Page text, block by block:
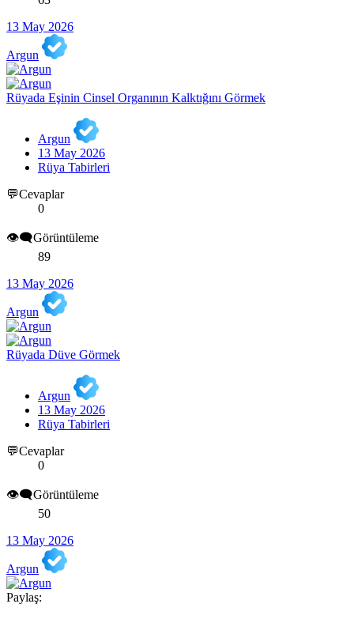
13 May 2026
Argun
Rüyada Eşinin Cinsel Organının Kalktığını Görmek
Argun
13 May 2026
Rüya Tabirleri
💬Cevaplar
0
👁️‍🗨️Görüntüleme
89
13 May 2026
Argun
Rüyada Düve Görmek
Argun
13 May 2026
Rüya Tabirleri
💬Cevaplar
0
👁️‍🗨️Görüntüleme
50
13 May 2026
Argun
Paylaş: